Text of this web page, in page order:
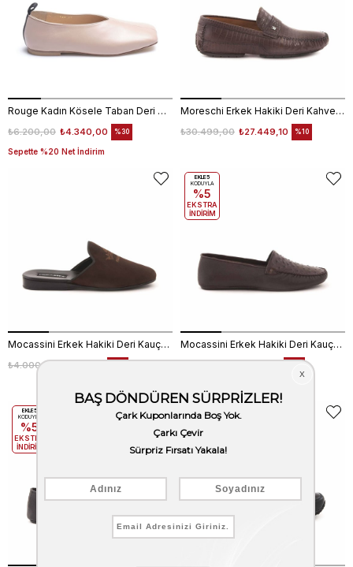
Rouge Kadın Kösele Taban Deri Nude Babet 629
₺4.340,00
₺6.200,00 %30
Sepette %20 Net İndirim
Moreschi Erkek Hakiki Deri Kahverengi Loafer Konforlu Ayakkabı
₺27.449,10
₺30.499,00 %10
Mocassini Erkek Hakiki Deri Kauçuk Taban Kahverengi Terlik Terlik
₺4.000,00
Mocassini Erkek Hakiki Deri Kauçuk Taban Kahverengi Terlik Terlik
EKLE5
KODUYLA
%5
EKSTRA
İNDİRİM
EKLE5
KODUYLA
%5
EKSTRA
İNDİRİM